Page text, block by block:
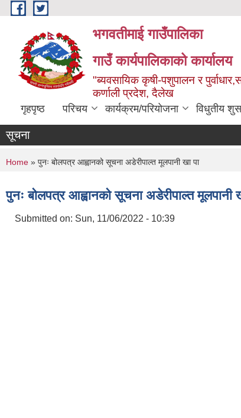
Skip to main content
भगवतीमाई गाउँपालिका
गाउँ कार्यपालिकाको कार्यालय
"ब्यवसायिक कृषी-पशुपालन र
कर्णाली प्रदेश, दैलेख
गृहपृष्ठ परिचय कार्यक्रम/परियोजना विधुतीय
सूचना
You are here
Home » पुनः बोलपत्र आह्वानको सूचना अडेरीपाल्त मूलपानी खा पा
पुनः बोलपत्र आह्वानको सूचना अडेरीपाल्त मूलपानी
Submitted on: Sun, 11/06/2022 - 10:39